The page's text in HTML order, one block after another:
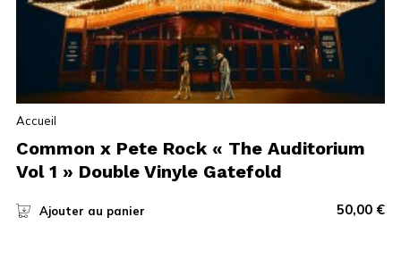
Accueil
Common x Pete Rock « The Auditorium
Vol 1 » Double Vinyle Gatefold
Ajouter au panier 50,00 €